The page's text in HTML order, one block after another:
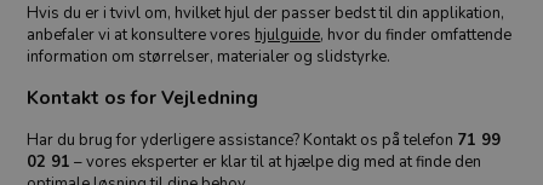
Hvis du er i tvivl om, hvilket hjul der passer bedst til din applikation,
anbefaler vi at konsultere vores hjulguide, hvor du finder omfattende
information om størrelser, materialer og slidstyrke.
Kontakt os for Vejledning
Har du brug for yderligere assistance? Kontakt os på telefon 71 99
02 91 – vores eksperter er klar til at hjælpe dig med at finde den